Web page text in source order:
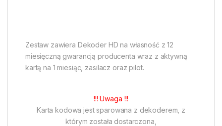
Zestaw zawiera Dekoder HD na własność z 12
miesięczną gwarancją producenta wraz z aktywną
kartą na 1 miesiąc, zasilacz oraz pilot.
!!! Uwaga !!!
Karta kodowa jest sparowana z dekoderem, z
którym została dostarczona,